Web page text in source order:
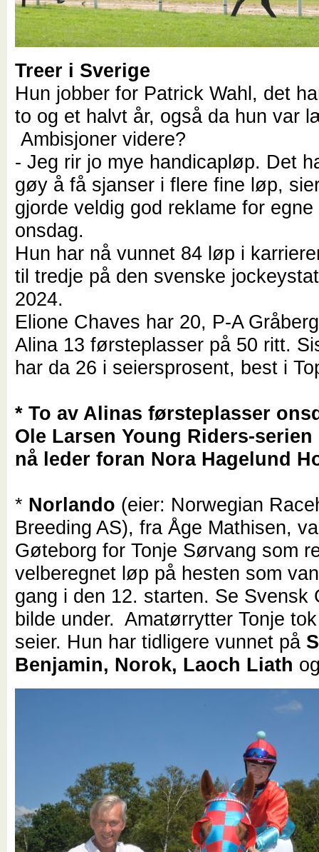
Treer i Sverige
Hun jobber for Patrick Wahl, det
to og et halvt år, også da hun var
Ambisjoner videre?
- Jeg rir jo mye handicapløp. Det
gøy å få sjanser i flere fine løp,
gjorde veldig god reklame for
onsdag.
Hun har nå vunnet 84 løp i
til tredje på den svenske
2024.
Elione Chaves har 20, P-A
Alina 13 førsteplasser på 50 ritt.
har da 26 i seiersprosent, best i
* To av Alinas førsteplasser
Ole Larsen Young Riders-
nå leder foran Nora Hagelund
* Norlando (eier: Norwegian
Breeding AS), fra Åge Mathisen,
Gøteborg for Tonje Sørvang som
velberegnet løp på hesten som
gang i den 12. starten. Se Svensk
bilde under. Amatørrytter Tonje
seier. Hun har tidligere vunnet på
Benjamin, Norok, Laoch Liath